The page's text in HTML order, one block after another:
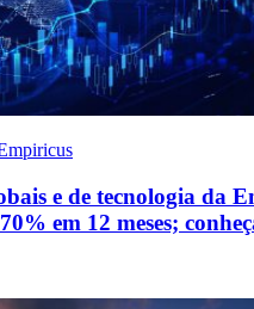
e de tecnologia da
em 12 meses;